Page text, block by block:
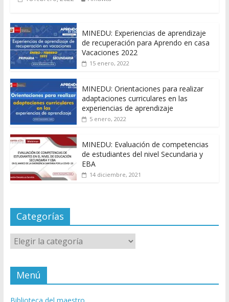
MINEDU: Experiencias de aprendizaje
de recuperación para Aprendo en casa
Vacaciones 2022
15 enero, 2022
MINEDU: Orientaciones para realizar
adaptaciones curriculares en las
experiencias de aprendizaje
5 enero, 2022
MINEDU: Evaluación de competencias
de estudiantes del nivel Secundaria y
EBA
14 diciembre, 2021
Categorías
Categorías
Menú
Biblioteca del maestro